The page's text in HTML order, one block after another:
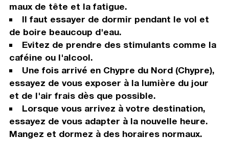
maux de tête et la fatigue.
Il faut essayer de dormir pendant le vol et
de boire beaucoup d'eau.
Evitez de prendre des stimulants comme la
caféine ou l'alcool.
Une fois arrivé en Chypre du Nord (Chypre),
essayez de vous exposer à la lumière du jour
et de l'air frais dès que possible.
Lorsque vous arrivez à votre destination,
essayez de vous adapter à la nouvelle heure.
Mangez et dormez à des horaires normaux.